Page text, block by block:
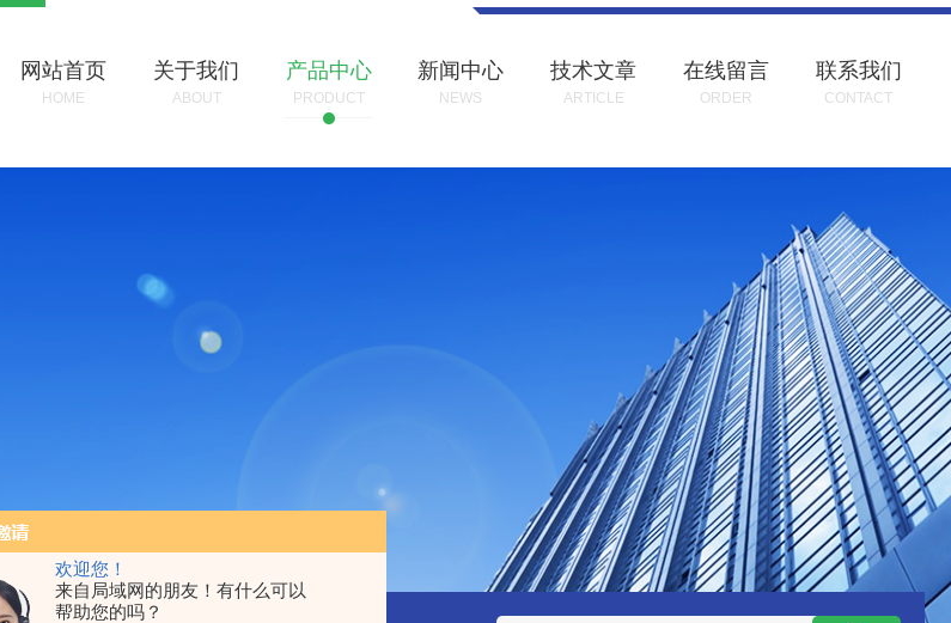
欢迎您！
来自局域网的朋友！有什么可以
帮助您的吗？
网站首页
HOME
关于我们
ABOUT
产品中心
PRODUCT
新闻中心
NEWS
技术文章
ARTICLE
在线留言
ORDER
联系我们
CONTACT